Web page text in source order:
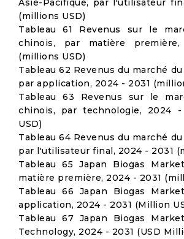
Asie-Pacifique, par l'utilisateur
(millions USD)
Tableau 61 Revenus sur le
chinois, par matière
(millions USD)
Tableau 62 Revenus du marché
par application, 2024 - 2031
Tableau 63 Revenus sur le
chinois, par technologie, 2024
USD)
Tableau 64 Revenus du marché
par l'utilisateur final, 2024 - 2031
Tableau 65 Japan Biogas
matière première, 2024 - 2031
Tableau 66 Japan Biogas
application, 2024 - 2031 (Million
Tableau 67 Japan Biogas
Technology, 2024 - 2031 (USD